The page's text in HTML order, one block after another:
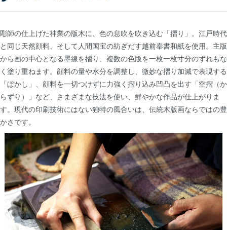
彫師の仕上げた神業の版木に、色の息吹を吹き込む「摺り」。江戸時代
と同じ天然顔料、そして人間国宝の紡ぎだす越前奉書和紙を使用。主版
から画の中心となる墨線を摺り、複数の色版を一枚一枚寸分のずれもな
く塗り重ねます。顔料の量や水分を調整し、微妙な摺り加減で表現する
「ぼかし」、顔料を一切つけずに力強く摺り込み凹凸を出す「空摺（か
らずり）」など、さまざまな技法を使い、鮮やかな作品が仕上がりま
す。現代の印刷技術にはない独特の風合いは、伝統木版画ならではの豊
かさです。